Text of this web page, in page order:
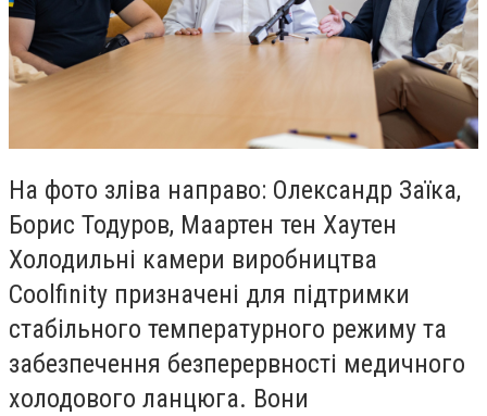
На фото зліва направо: Олександр Заїка,
Борис Тодуров, Маартен тен Хаутен
Холодильні камери виробництва
Coolfinity призначені для підтримки
стабільного температурного режиму та
забезпечення безперервності медичного
холодового ланцюга. Вони